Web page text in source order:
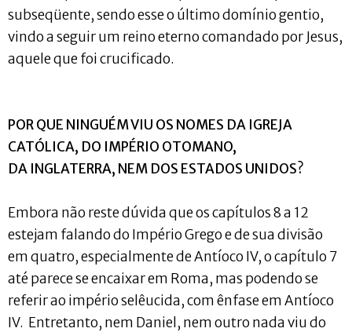
subseqüente, sendo esse o último domínio gentio,
vindo a seguir um reino eterno comandado por Jesus,
aquele que foi crucificado.
POR QUE NINGUÉM VIU OS NOMES DA IGREJA
CATÓLICA, DO IMPÉRIO OTOMANO,
DA INGLATERRA, NEM DOS ESTADOS UNIDOS?
Embora não reste dúvida que os capítulos 8 a 12
estejam falando do Império Grego e de sua divisão
em quatro, especialmente de Antíoco IV, o capítulo 7
até parece se encaixar em Roma, mas podendo se
referir ao império selêucida, com ênfase em Antíoco
IV. Entretanto, nem Daniel, nem outro nada viu do